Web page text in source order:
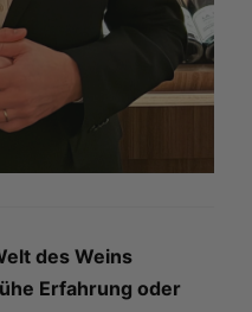
des Weins
Erfahrung oder